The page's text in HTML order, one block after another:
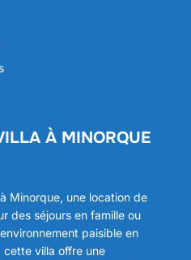
À MINORQUE
Minorque, une location de
des séjours en famille ou
paisible en
cette villa offre une